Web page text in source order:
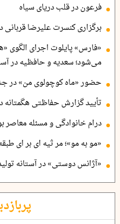
فرعون در قلب دریای سیاه
برگزاری کنسرت علیرضا قربانی
«فارس» پایلوت اجرای الگوی
می‌شود؛ سعدیه و حافظیه در
حضور «ماه کوچولوی من» در
تأیید گزارش حفاظتی هگمتانه
درام خانوادگی و مسئله معاصر
«مو به مو»؛ مر ثیه ای بر ای
«آژانس دوستی» در آستانه